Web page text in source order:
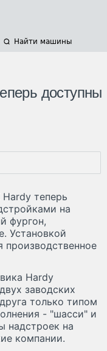
Найти машины
доступны
теперь
на
фургон,
Установкой
производственное
Hardy
заводских
только типом
- "шасси" и
надстроек на
компании.